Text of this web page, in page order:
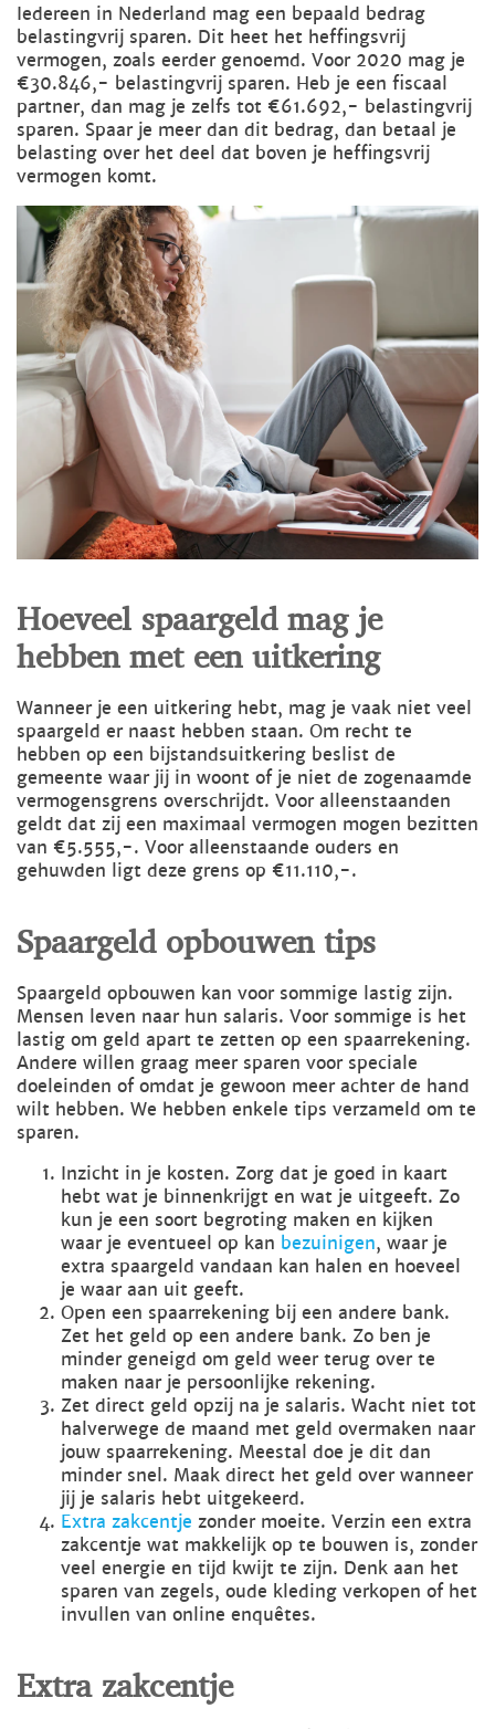
Iedereen in Nederland mag een bepaald bedrag
belastingvrij sparen. Dit heet het heffingsvrij
vermogen, zoals eerder genoemd. Voor 2020 mag je
€30.846,- belastingvrij sparen. Heb je een fiscaal
partner, dan mag je zelfs tot €61.692,- belastingvrij
sparen. Spaar je meer dan dit bedrag, dan betaal je
belasting over het deel dat boven je heffingsvrij
vermogen komt.
Hoeveel spaargeld mag je
hebben met een uitkering
Wanneer je een uitkering hebt, mag je vaak niet veel
spaargeld er naast hebben staan. Om recht te
hebben op een bijstandsuitkering beslist de
gemeente waar jij in woont of je niet de zogenaamde
vermogensgrens overschrijdt. Voor alleenstaanden
geldt dat zij een maximaal vermogen mogen bezitten
van €5.555,-. Voor alleenstaande ouders en
gehuwden ligt deze grens op €11.110,-.
Spaargeld opbouwen tips
Spaargeld opbouwen kan voor sommige lastig zijn.
Mensen leven naar hun salaris. Voor sommige is het
lastig om geld apart te zetten op een spaarrekening.
Andere willen graag meer sparen voor speciale
doeleinden of omdat je gewoon meer achter de hand
wilt hebben. We hebben enkele tips verzameld om te
sparen.
Inzicht in je kosten. Zorg dat je goed in kaart
hebt wat je binnenkrijgt en wat je uitgeeft. Zo
kun je een soort begroting maken en kijken
waar je eventueel op kan bezuinigen, waar je
extra spaargeld vandaan kan halen en hoeveel
je waar aan uit geeft.
Open een spaarrekening bij een andere bank.
Zet het geld op een andere bank. Zo ben je
minder geneigd om geld weer terug over te
maken naar je persoonlijke rekening.
Zet direct geld opzij na je salaris. Wacht niet tot
halverwege de maand met geld overmaken naar
jouw spaarrekening. Meestal doe je dit dan
minder snel. Maak direct het geld over wanneer
jij je salaris hebt uitgekeerd.
Extra zakcentje zonder moeite. Verzin een extra
zakcentje wat makkelijk op te bouwen is, zonder
veel energie en tijd kwijt te zijn. Denk aan het
sparen van zegels, oude kleding verkopen of het
invullen van online enquêtes.
Extra zakcentje